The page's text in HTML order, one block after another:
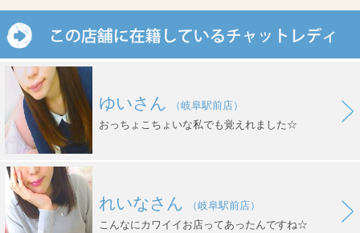
ゆいさん
（岐阜駅前店）
おっちょこちょいな私でも覚えれました☆
れいなさん
（岐阜駅前店）
こんなにカワイイお店ってあったんですね☆